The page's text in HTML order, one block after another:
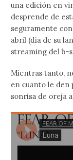
una edición en
desprende de
seguramente
abril (día de su
streaming del b-
Mientras tanto,
en cuanto le den
sonrisa de oreja